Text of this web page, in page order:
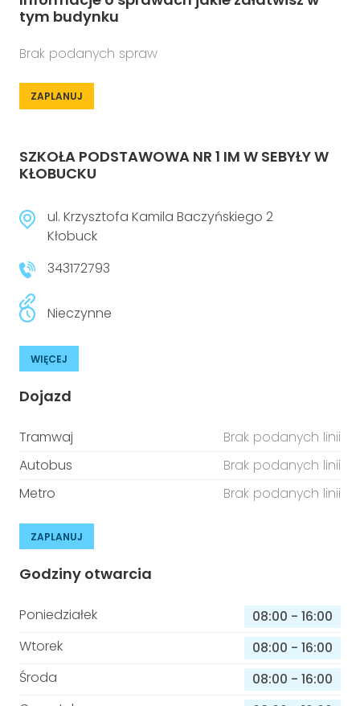
tym budynku
Brak podanych spraw
ZAPLANUJ
SZKOŁA PODSTAWOWA NR 1 IM W SEBYŁY W
KŁOBUCKU
ul. Krzysztofa Kamila Baczyńskiego 2
Kłobuck
343172793
Nieczynne
WIĘCEJ
Dojazd
Tramwaj
Brak podanych linii
Autobus
Brak podanych linii
Metro
Brak podanych linii
ZAPLANUJ
Godziny otwarcia
Poniedziałek 08:00 - 16:00
Wtorek
08:00 - 16:00
Środa
08:00 - 16:00